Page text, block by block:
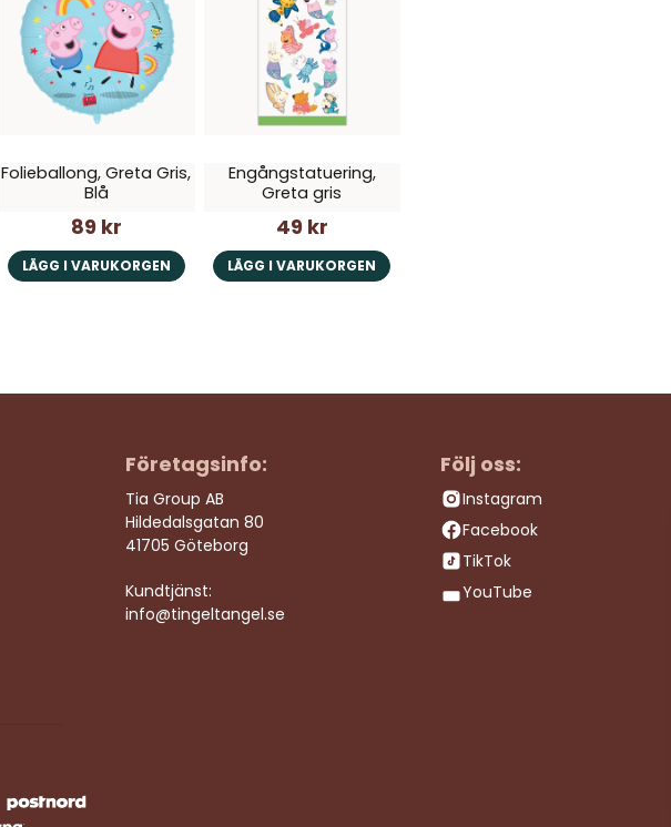
Folieballong, Greta Gris,
Blå
89 kr
LÄGG I VARUKORGEN
Engångstatuering,
Greta gris
49 kr
LÄGG I VARUKORGEN
Företagsinfo:
Tia Group AB
Hildedalsgatan 80
41705 Göteborg
Kundtjänst:
info@tingeltangel.se
Följ oss:
Instagram
Facebook
TikTok
YouTube